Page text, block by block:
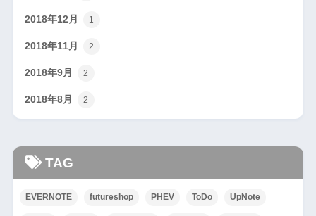
2018年12月 1
2018年11月 2
2018年9月 2
2018年8月 2
TAG
EVERNOTE futureshop PHEV ToDo UpNote